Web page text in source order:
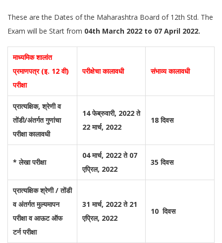
These are the Dates of the Maharashtra Board of 12th Std. The
Exam will be Start from 04th March 2022 to 07 April 2022.
माध्यमिक शालांत
प्रमाणपत्र (इ. 12 वी)
परीक्षा
परीक्षेचा कालावधी संभाव्य कालावधी
प्रात्यक्षिक, श्रेणी व
तोंडी/अंतर्गत गुणांचा
परीक्षा कालावधी
14 फेब्रुवारी, 2022 ते
22 मार्च, 2022
18 दिवस
* लेखा परीक्षा
04 मार्च, 2022 ते 07
एप्रिल, 2022
35 दिवस
प्रात्यक्षिक श्रेणी / तोंडी
व अंतर्गत मुल्यमापन
परीक्षा व आऊट ऑफ
टर्न परीक्षा
31 मार्च, 2022 ते 21
एप्रिल, 2022
10 दिवस